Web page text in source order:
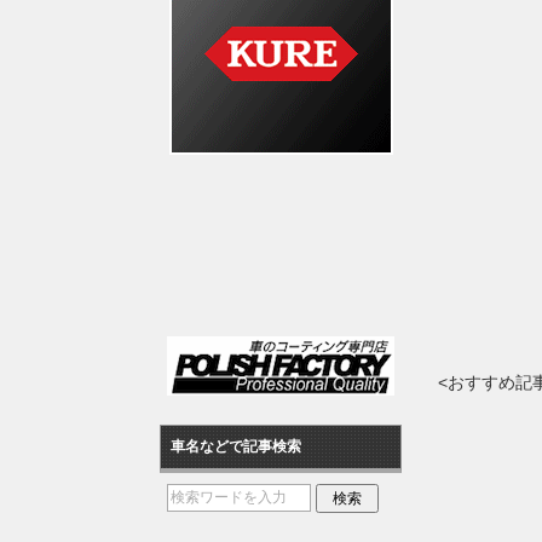
<おすすめ記
車名などで記事検索